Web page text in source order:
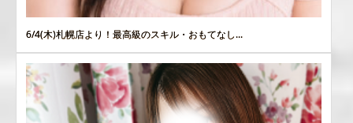
6/4(木)札幌店より！最高級のスキル・おもてなし...